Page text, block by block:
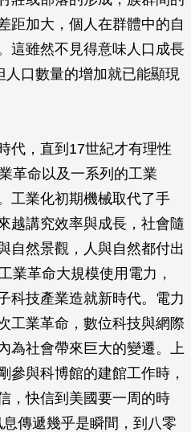
距加大，個人在群體中的自
這雖然不見得意味人口成長
人口數量的增加就已能顯現
代，直到17世紀才有理性
革命以及一系列的工業
工業化初期機械取代了手
越講究效率與成長，社會隨
自然景觀，人與自然都付出
業革命大規模使用電力，
科技產業造就新時代。電力
工業革命，數位科技與網際
為社會帶來巨大的變遷。上
參與科博館的建館工作時，
，快信到美國要一周的時
傳遞幾乎是瞬間，到八零